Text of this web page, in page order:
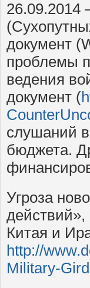
26.09.2014
документ
проблемы
ведения
документ (
слушаний
бюджета.
Угроза
действий»,
Китая и
http://
Military-